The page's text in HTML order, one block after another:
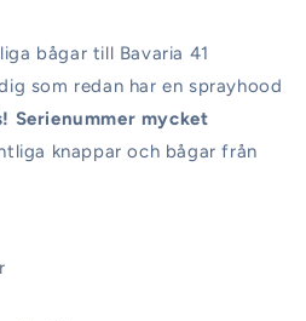
bågar till Bavaria 41
som redan har en sprayhood
Serienummer mycket
knappar och bågar från